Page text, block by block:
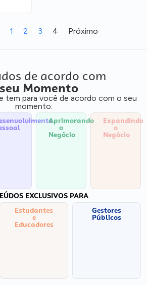
1 2 3 4 Próximo
de acordo com
seu Momento
tem para você de acordo com o seu
momento:
Aprimorando
o
Negócio
Expandindo
o
Negócio
EXCLUSIVOS PARA
Estudantes
e
Educadores
Gestores
Públicos